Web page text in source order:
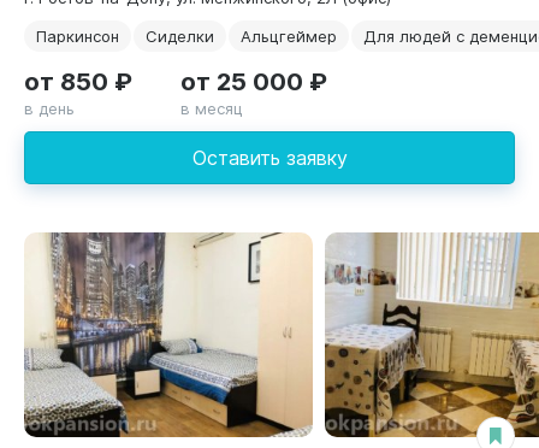
Паркинсон
Сиделки Альцгеймер Для людей с
Оставить заявку
от 850 ₽
в день
от 25 000 ₽
в месяц